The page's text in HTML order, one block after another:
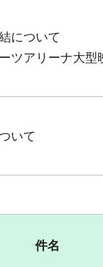
について
ツアリーナ大型
いて
件名